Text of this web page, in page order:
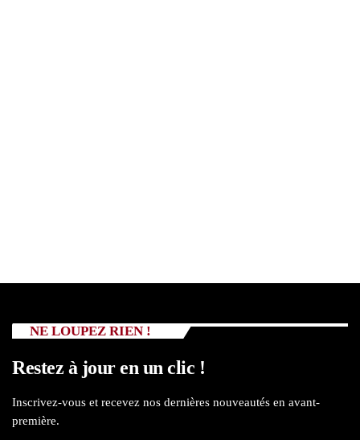
NE LOUPEZ RIEN !
Restez à jour en un clic !
Inscrivez-vous et recevez nos dernières nouveautés en avant-
première.